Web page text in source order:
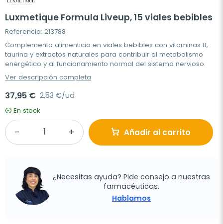
Luxmetique Formula Liveup, 15 viales bebibles
Referencia: 213788
Complemento alimenticio en viales bebibles con vitaminas B,
taurina y extractos naturales para contribuir al metabolismo
energético y al funcionamiento normal del sistema nervioso.
Ver descripción completa
37,95 € 2,53 €/ud
En stock
Añadir al carrito
¿Necesitas ayuda? Pide consejo a nuestras
farmacéuticas.
Hablamos